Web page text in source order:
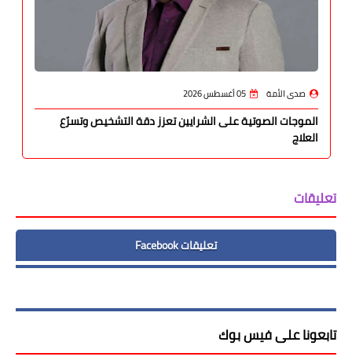
صدى الأمة 05 أغسطس 2026
الموجات الصوتية على الشرايين تعزز دقة التشخيص وتسرّع
العلاج
تعليقات
تعليقات Facebook
تابعونا على فيس بوك